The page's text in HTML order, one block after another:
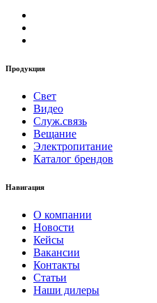
Продукция
Свет
Видео
Служ.связь
Вещание
Электропитание
Каталог брендов
Навигация
О компании
Новости
Кейсы
Вакансии
Контакты
Статьи
Наши дилеры